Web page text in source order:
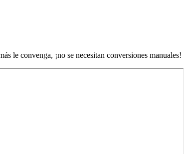
le convenga, ¡no se necesitan conversiones manuales!